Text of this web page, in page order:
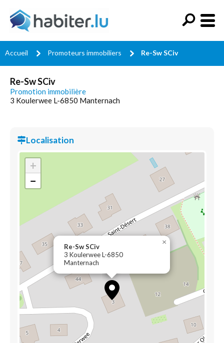
Accueil Promoteurs immobiliers Re-Sw SCiv
Re-Sw SCiv
Promotion immobilière
3 Koulerwee L-6850 Manternach
Localisation
Re-Sw SCiv
3 Koulerwee L-6850
Manternach
×
+
−